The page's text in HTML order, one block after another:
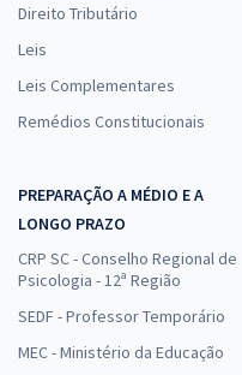
Direito Tributário
Leis
Leis Complementares
Remédios Constitucionais
PREPARAÇÃO A MÉDIO E A
LONGO PRAZO
CRP SC - Conselho Regional de
Psicologia - 12ª Região
SEDF - Professor Temporário
MEC - Ministério da Educação